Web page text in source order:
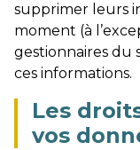
supprimer leurs
moment (à
gestionnaires du
ces informations.
Les
vos